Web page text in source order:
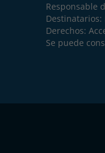
Responsable
Destinatarios:
Derechos:
Se puede